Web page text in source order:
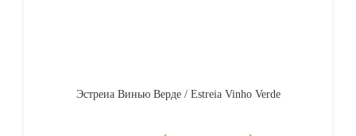
Эстреиа Винью Верде / Estreia Vinho Verde